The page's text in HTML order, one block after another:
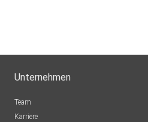
Unternehmen
Team
Karriere